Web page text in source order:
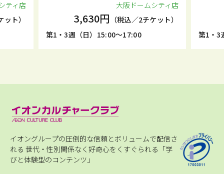
ティ店
ト）
大阪ドームシティ店
3,630円 （税込／2チケット）
第1・3週（日）15:00～17:00
第1・3
イオングループの圧倒的な信頼とボリュームで配信さ
れる 世代・性別関係なく好奇心をくすぐられる「学
びと体験型のコンテンツ」